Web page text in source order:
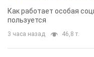
поселился
Как работает особая
пользуется
3 часа назад 46,8 т.